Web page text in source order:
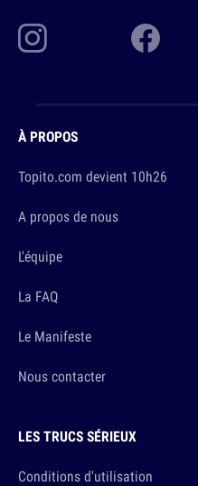
À PROPOS
Topito.com devient 10h26
A propos de nous
L'équipe
La FAQ
Le Manifeste
Nous contacter
LES TRUCS SÉRIEUX
Conditions d'utilisation